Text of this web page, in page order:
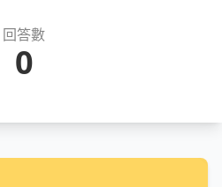
回答數
0